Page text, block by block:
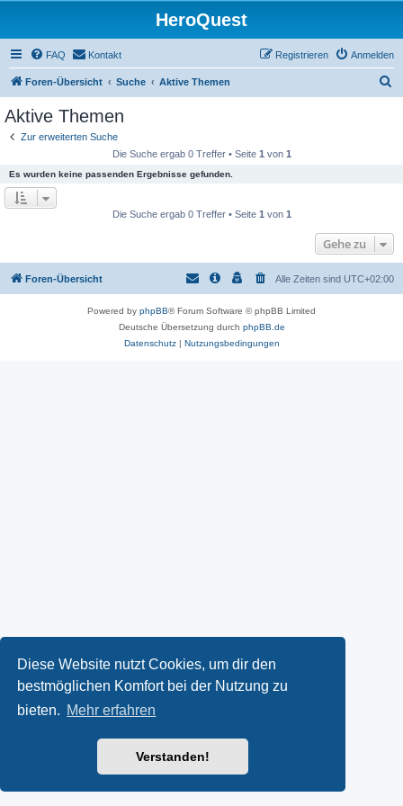
Diese Website nutzt Cookies, um dir den
bestmöglichen Komfort bei der Nutzung zu
bieten. Mehr erfahren
Verstanden!
HeroQuest
FAQ Kontakt Anmelden
Registrieren
Foren-Übersicht Suche Aktive Themen
Aktive Themen
Zur erweiterten Suche
Die Suche ergab 0 Treffer • Seite 1 von 1
Es wurden keine passenden Ergebnisse gefunden.
Die Suche ergab 0 Treffer • Seite 1 von 1
Gehe zu
Foren-Übersicht Alle Zeiten sind UTC+02:00
Powered by phpBB® Forum Software © phpBB Limited
Deutsche Übersetzung durch phpBB.de
Datenschutz| Nutzungsbedingungen